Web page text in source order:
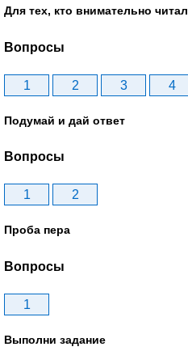
Для тех, кто внимательно читал
Вопросы
1 2 3 4
Подумай и дай ответ
Вопросы
1 2
Проба пера
Вопросы
1
Выполни задание